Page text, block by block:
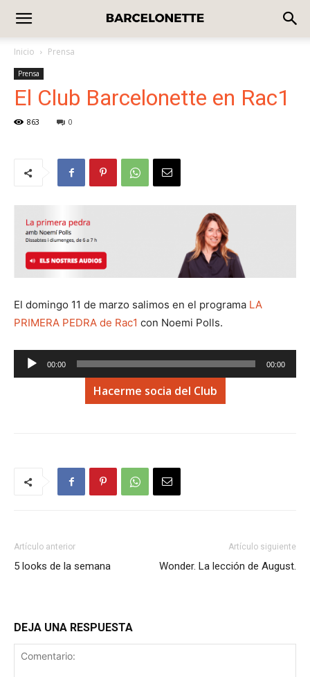
Inicio Prensa
Prensa
El Club Barcelonette en Rac1
863 0
El domingo 11 de marzo salimos en el programa LA
PRIMERA PEDRA de Rac1 con Noemi Polls.
Reproductor
de
00:00 00:00
Hacerme socia del Club
Artículo anterior
5 looks de la semana
Artículo siguiente
Wonder. La lección de August.
DEJA UNA RESPUESTA